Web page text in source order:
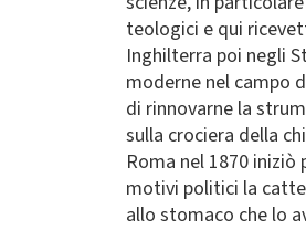
teologici e qui
Inghilterra poi negli
moderne nel campo
di rinnovarne la
sulla crociera della
Roma nel 1870
motivi politici la
allo stomaco che lo